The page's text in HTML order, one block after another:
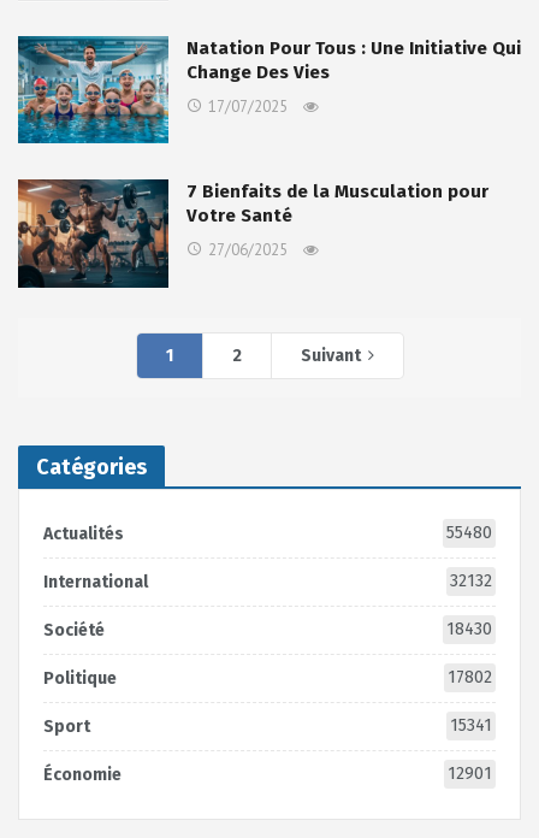
Natation Pour Tous : Une Initiative Qui
Change Des Vies
17/07/2025
7 Bienfaits de la Musculation pour
Votre Santé
27/06/2025
1 2 Suivant
Catégories
Actualités 55480
International 32132
Société 18430
Politique 17802
Sport 15341
Économie 12901